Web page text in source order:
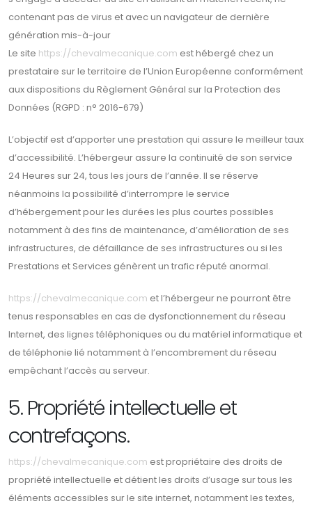
contenant pas de virus et avec un navigateur de dernière
génération mis-à-jour
Le site https://chevalmecanique.com est hébergé chez un
prestataire sur le territoire de l’Union Européenne conformément
aux dispositions du Règlement Général sur la Protection des
Données (RGPD : n° 2016-679)
L’objectif est d’apporter une prestation qui assure le meilleur taux
d’accessibilité. L’hébergeur assure la continuité de son service
24 Heures sur 24, tous les jours de l’année. Il se réserve
néanmoins la possibilité d’interrompre le service
d’hébergement pour les durées les plus courtes possibles
notamment à des fins de maintenance, d’amélioration de ses
infrastructures, de défaillance de ses infrastructures ou si les
Prestations et Services génèrent un trafic réputé anormal.
https://chevalmecanique.com et l’hébergeur ne pourront être
tenus responsables en cas de dysfonctionnement du réseau
Internet, des lignes téléphoniques ou du matériel informatique et
de téléphonie lié notamment à l’encombrement du réseau
empêchant l’accès au serveur.
5. Propriété intellectuelle et
contrefaçons.
https://chevalmecanique.com est propriétaire des droits de
propriété intellectuelle et détient les droits d’usage sur tous les
éléments accessibles sur le site internet, notamment les textes,